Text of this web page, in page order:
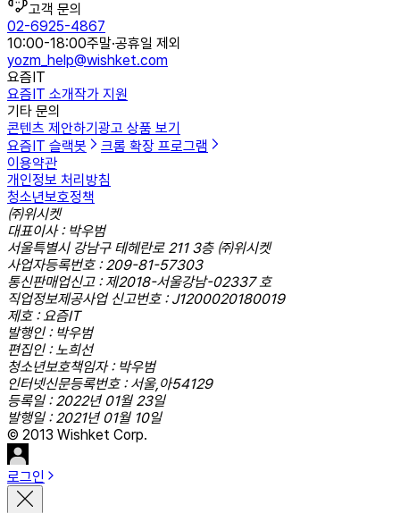
고객 문의
02-6925-4867
10:00-18:00주말·공휴일 제외
yozm_help@wishket.com
요즘IT
요즘IT 소개작가 지원
기타 문의
콘텐츠 제안하기 광고 상품 보기
요즘IT 슬랙봇
크롬 확장 프로그램
이용약관
개인정보 처리방침
청소년보호정책
㈜위시켓
대표이사 : 박우범
서울특별시 강남구 테헤란로 211 3층 ㈜위시켓
사업자등록번호 : 209-81-57303
통신판매업신고 : 제2018-서울강남-02337 호
직업정보제공사업 신고번호 : J1200020180019
제호 : 요즘IT
발행인 : 박우범
편집인 : 노희선
청소년보호책임자 : 박우범
인터넷신문등록번호 : 서울,아54129
등록일 : 2022년 01월 23일
발행일 : 2021년 01월 10일
© 2013 Wishket Corp.
로그인